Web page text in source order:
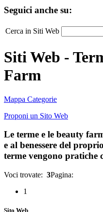
Seguici anche su:
Cerca in Siti Web
Siti Web -
Farm
Mappa Categorie
Proponi un Sito Web
Le terme e le beauty
e al benessere del
terme vengono pratiche
Voci trovate: 3Pagina:
1
Sito Web